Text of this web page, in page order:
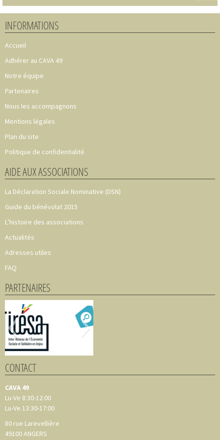
INFORMATIONS
Accueil
Adhérer au CAVA 49
Notre équipe
Partenaires
Nous les accompagnons
Mentions légales
Plan du site
Politique de confidentialité
AIDE AUX ASSOCIATIONS
La Déclaration Sociale Nominative (DSN)
Guide du bénévolat 2015
L’histoire des associations
Actualités
Adresses utiles
FAQ
PARTENAIRES
CONTACT
CAVA 49
Lu-Ve 8:30-12:00
Lu-Ve 13:30-17:00
80 rue Larevellière
49100ANGERS